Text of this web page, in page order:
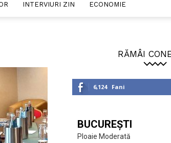
INTERVIURI ZIN ECONOMIE
RĂMÂI
6,124 Fani
BUCUREȘTI
Ploaie Moderată